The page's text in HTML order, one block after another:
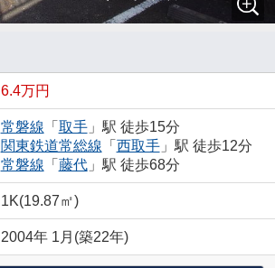
6.4万円
常磐線 「 取手」駅 徒歩15分
関東鉄道常総線 「 西取手」駅 徒歩12分
常磐線 「 藤代」駅 徒歩68分
1K(19.87㎡)
2004年 1月(築22年)